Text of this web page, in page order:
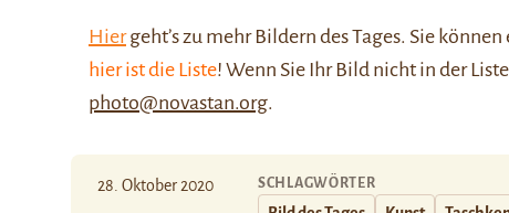
Hiergeht’s zu mehr Bildern des Tages. Sie
hier ist die Liste! Wenn Sie Ihr Bild nicht in der
photo@novastan.org.
28. Oktober 2020 SCHLAGWÖRTER